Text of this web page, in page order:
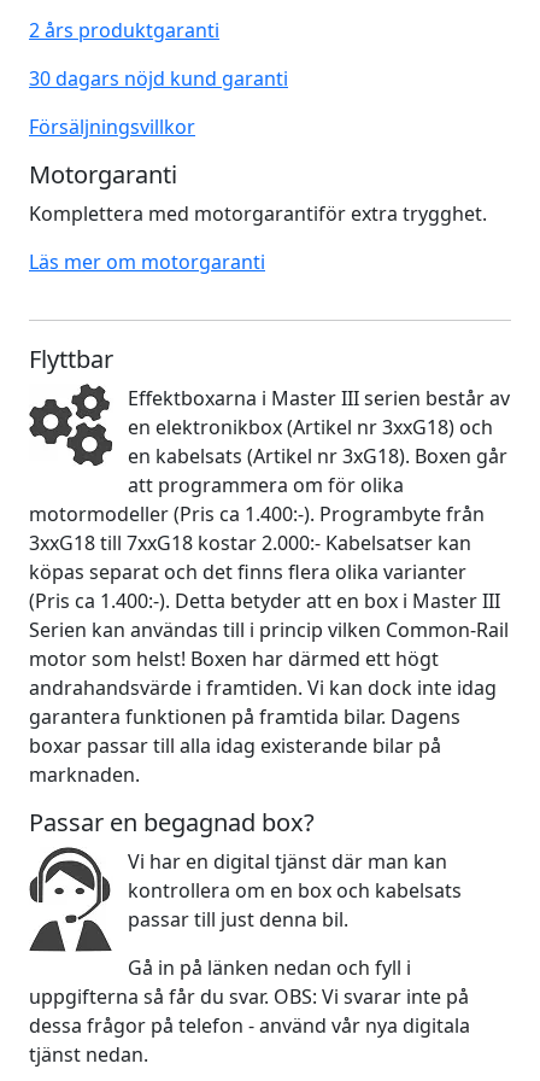
2 års produktgaranti
30 dagars nöjd kund garanti
Försäljningsvillkor
Motorgaranti
Komplettera med motorgarantiför extra trygghet.
Läs mer om motorgaranti
Flyttbar
Effektboxarna i Master III serien består av
en elektronikbox (Artikel nr 3xxG18) och
en kabelsats (Artikel nr 3xG18). Boxen går
att programmera om för olika
motormodeller (Pris ca 1.400:-). Programbyte från
3xxG18 till 7xxG18 kostar 2.000:- Kabelsatser kan
köpas separat och det finns flera olika varianter
(Pris ca 1.400:-). Detta betyder att en box i Master III
Serien kan användas till i princip vilken Common-Rail
motor som helst! Boxen har därmed ett högt
andrahandsvärde i framtiden. Vi kan dock inte idag
garantera funktionen på framtida bilar. Dagens
boxar passar till alla idag existerande bilar på
marknaden.
Passar en begagnad box?
Vi har en digital tjänst där man kan
kontrollera om en box och kabelsats
passar till just denna bil.
Gå in på länken nedan och fyll i
uppgifterna så får du svar. OBS: Vi svarar inte på
dessa frågor på telefon - använd vår nya digitala
tjänst nedan.